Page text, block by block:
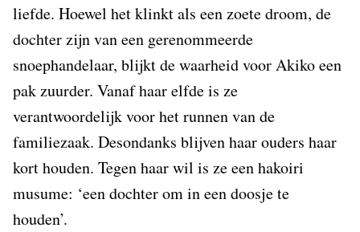
liefde. Hoewel het klinkt als een zoete droom, de
dochter zijn van een gerenommeerde
snoephandelaar, blijkt de waarheid voor Akiko een
pak zuurder. Vanaf haar elfde is ze
verantwoordelijk voor het runnen van de
familiezaak. Desondanks blijven haar ouders haar
kort houden. Tegen haar wil is ze een hakoiri
musume: ‘een dochter om in een doosje te
houden’.